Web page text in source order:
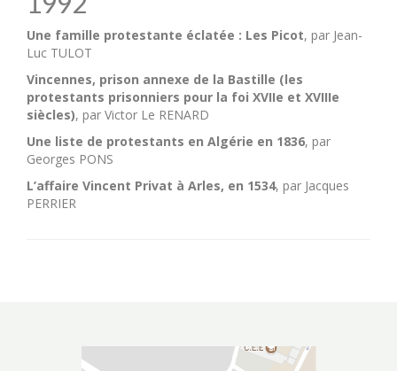
Une famille protestante éclatée : Les Picot, par Jean-
Luc TULOT
Vincennes, prison annexe de la Bastille (les
protestants prisonniers pour la foi XVIIe et XVIIIe
siècles), par Victor Le RENARD
Une liste de protestants en Algérie en 1836, par
Georges PONS
L’affaire Vincent Privat à Arles, en 1534, par Jacques
PERRIER